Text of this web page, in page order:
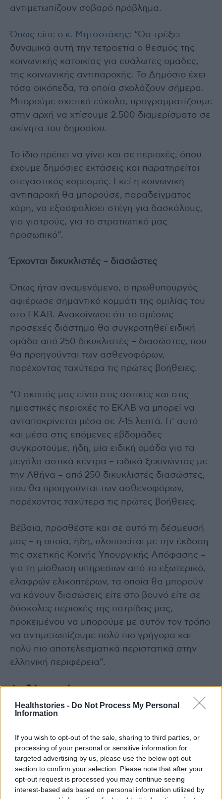
Healthstories - Do Not Process My Personal
Information
If you wish to opt-out of the sale, sharing to third parties, or
processing of your personal or sensitive information for
targeted advertising by us, please use the below opt-out
section to confirm your selection. Please note that after your
opt-out request is processed you may continue seeing
interest-based ads based on personal information utilized by
αντιμετωπίζουν σοβαρό πρόβλημα.
Όπως είπε ο κ. Μητσοτάκης: “Θα τρέξει
δυναμικά αυτή την τετραετία ο θεσμός της
κοινωνικής κατοικίας για ευάλωτες ομάδες,
της κοινωνικής αντιπαροχής. Το Δημόσιο έχει
τόσα οικόπεδα, τα οποία σχολάζουν σήμερα.
Μπορούμε σχετικά εύκολα, προγραμματίζουμε
στην αρχή να χτίσουμε 2.500 διαμερίσματα σε
ακίνητα του δημοσίου.
Το ίδιο πρέπει να γίνει και σε περιοχές, όπου
έχουμε δημόσιες εκτάσεις και παρατηρείται
στεγαστικός κορεσμός. Εκεί η κοινωνική
αντιπαροχή θα μπορούσε, παραδείγματος
χάρη, να εξασφαλίσει στέγη για δασκάλους,
για γιατρούς, για το στρατιωτικό μας
προσωπικό”.
Έρχονται δικυκλιστές – διασώστες
Όπως ήταν αναμενόμενο, ο πρωθυπουργός
αφιέρωσε σημαντικό κομμάτι της ομιλίας του
στο ΕΚΑΒ. Ανακοίνωσε ότι το αμέσως
προσεχές διάστημα θα συγκροτηθεί ειδική
ομάδα από 250 δικυκλιστές – διασώστες, που
θα προηγούνται των ασθενοφόρων,
παρέχοντας ταχύτερα τις πρώτες βοήθειες.
“Ο σκοπός μας είναι στις αστικές και στις
ημιαστικές περιοχές το ΕΚΑΒ να μπορεί να
ανταποκρίνεται μέσα σε 7-15 λεπτά. Γι’ αυτό
και μέσα στις επόμενες εβδομάδες
συγκροτούμε, ήδη, μία ειδική ομάδα για τα
μεγάλα αστικά κέντρα – ειδικά ξεκινώντας με
την Αθήνα – από 250 δικυκλιστές διασώστες,
που θα προηγούνται των ασθενοφόρων,
παρέχοντας ταχύτερα τις πρώτες βοήθειες.
Βέβαια, προσθέστε και σε αυτό τη δέσμευσή
μας – η οποία, ήδη, υλοποιείται με την έκδοση
της σχετικής Κοινής Υπουργικής Απόφασης –
για τη μίσθωση υπηρεσιών από το εξωτερικό,
ελαφρών ελικοπτέρων, τα οποία θα μπορούν
να κάνουν διασώσεις είτε στο βουνό είτε σε
δύσκολες περιοχές της πατρίδας μας,
προκειμένου να μπορούμε με αυτόν τον τρόπο
να αντιμετωπίζουμε πολύ πιο γρήγορα και
πολύ πιο αποτελεσματικά περιστατικά στην
ελληνική περιφέρεια”.
Διαβάστε επίσης
Μητσοτάκης από Βουλή: 10.000 προσλήψεις
εξετάσεων
ΕΚΑΒ: 199 άτομα από Ένοπλες Δυνάμεις και
Πυροσβεστική αναλαμβάνουν υπηρεσία σε 61
περιοχές της χώρας